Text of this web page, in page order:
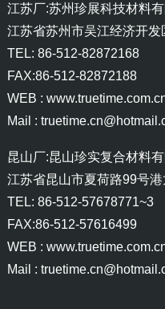
江苏厂:苏州珍展科技材料有
江苏省苏州市吴江经济开
TEL: 86-512-82872168
FAX:86-512-82872188
WEB :
Mail :
昆山厂:昆山珍实复合材料有
江苏省昆山市夏荷路99号
TEL: 86-512-57678771~3
FAX:86-512-57616499
WEB :
Mail :